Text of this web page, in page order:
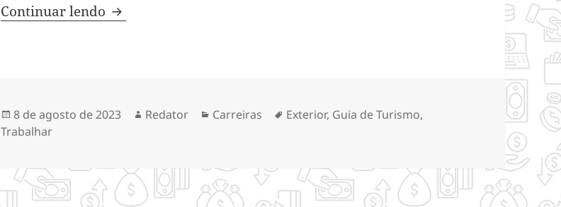
Continuar lendo Descubra Como Trabalhar como Guia de Turismo no Exterior
Publicado
em
8 de agosto de 2023 Autor
Redator Categorias
Carreiras Tags
Exterior, Guia de Turismo,
Trabalhar